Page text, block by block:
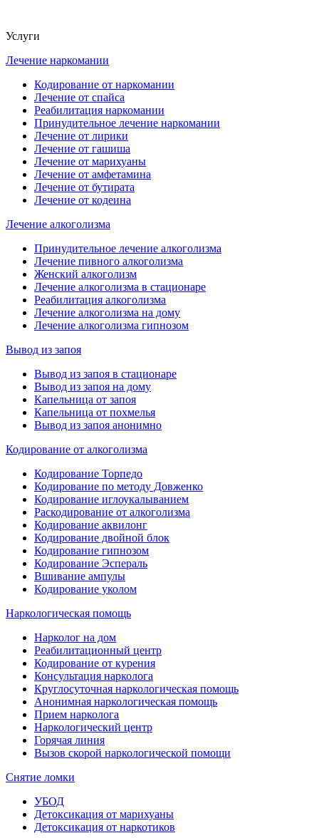
Услуги
Лечение наркомании
Кодирование от наркомании
Лечение от спайса
Реабилитация наркомании
Принудительное лечение наркомании
Лечение от лирики
Лечение от гашиша
Лечение от марихуаны
Лечение от амфетамина
Лечение от бутирата
Лечение от кодеина
Лечение алкоголизма
Принудительное лечение алкоголизма
Лечение пивного алкоголизма
Женский алкоголизм
Лечение алкоголизма в стационаре
Реабилитация алкоголизма
Лечение алкоголизма на дому
Лечение алкоголизма гипнозом
Вывод из запоя
Вывод из запоя в стационаре
Вывод из запоя на дому
Капельница от запоя
Капельница от похмелья
Вывод из запоя анонимно
Кодирование от алкоголизма
Кодирование Торпедо
Кодирование по методу Довженко
Кодирование иглоукалыванием
Раскодирование от алкоголизма
Кодирование аквилонг
Кодирование двойной блок
Кодирование гипнозом
Кодирование Эспераль
Вшивание ампулы
Кодирование уколом
Наркологическая помощь
Нарколог на дом
Реабилитационный центр
Кодирование от курения
Консультация нарколога
Круглосуточная наркологическая помощь
Анонимная наркологическая помощь
Прием нарколога
Наркологический центр
Горячая линия
Вызов скорой наркологической помощи
Снятие ломки
УБОД
Детоксикация от марихуаны
Детоксикация от наркотиков